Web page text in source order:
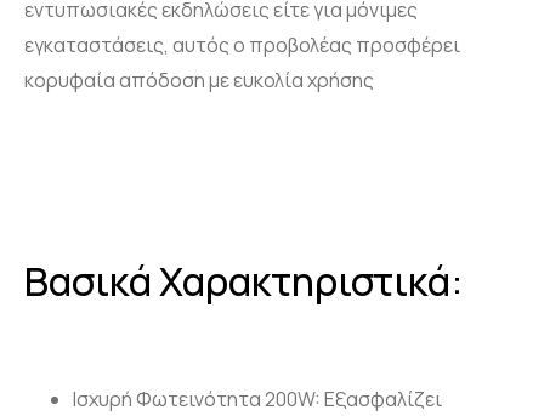
Projektor BYINTEK P70
Smart Ring
Smart Health Ring
Ηλεκτρονικό Ταμπελάκι
εντυπωσιακές εκδηλώσεις είτε για μόνιμες
εγκαταστάσεις, αυτός ο προβολέας προσφέρει
κορυφαία απόδοση με ευκολία χρήσης
Βασικά Χαρακτηριστικά:
Ισχυρή Φωτεινότητα 200W: Εξασφαλίζει